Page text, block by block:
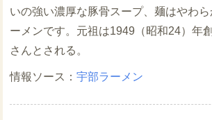
いの強い濃厚な豚骨スープ、麺はやわ
ーメンです。元祖は1949（昭和24）年
さんとされる。
宇部ラーメン